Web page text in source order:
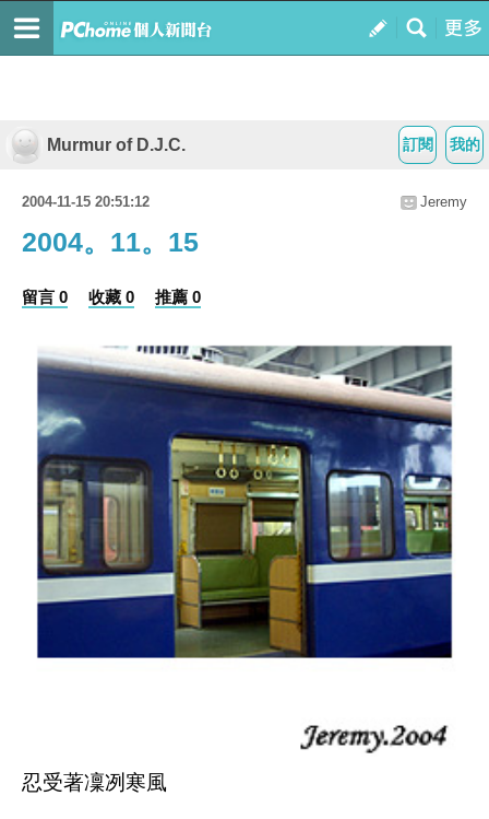
我的
訂閱
Murmur of D.J.C.
2004-11-15 20:51:12 Jeremy
2004。11。15
留言 0 收藏 0 推薦 0
忍受著凜冽寒風